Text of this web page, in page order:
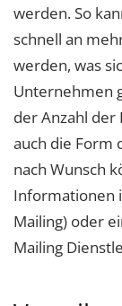
werden. So
schnell an
werden, was
Unternehmen
der Anzahl
auch die Form
nach Wunsch
Informationen
Mailing) oder
Mailing